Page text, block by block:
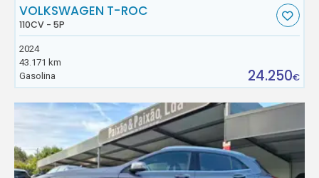
VOLKSWAGEN T-ROC
110CV - 5P
2024
43.171 km
Gasolina
24.250€